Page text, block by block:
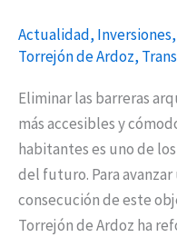
Actualidad, Inversiones,
Torrejón de Ardoz,
Eliminar las barreras
más accesibles y
habitantes es uno de
del futuro. Para avanzar
consecución de este
Torrejón de Ardoz ha